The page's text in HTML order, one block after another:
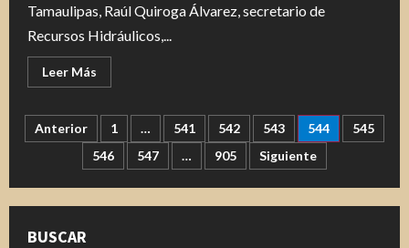
Tamaulipas, Raúl Quiroga Álvarez, secretario de
Recursos Hidráulicos,...
Leer Más
más
Avanza
Tamaulipas
en
infraestructura
hidráulica
y
distribución
Paginación
entradas
Anterior 1 … 541 542 543 544
545
546
547 … 905 Siguiente
BUSCAR